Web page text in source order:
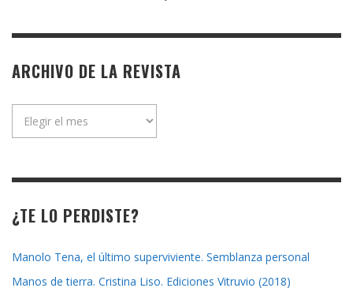
ARCHIVO DE LA REVISTA
¿TE LO PERDISTE?
Manolo Tena, el último superviviente. Semblanza personal
Manos de tierra. Cristina Liso. Ediciones Vitruvio (2018)